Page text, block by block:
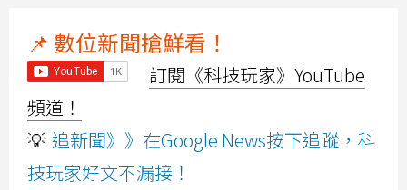
📌 數位新聞搶鮮看！
訂閱《科技玩家》YouTube
頻道！
💡 追新聞》》在Google News按下追蹤，科
技玩家好文不漏接！